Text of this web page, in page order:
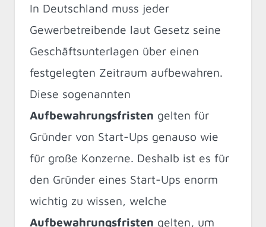
In Deutschland muss jeder
Gewerbetreibende laut Gesetz seine
Geschäftsunterlagen über einen
festgelegten Zeitraum aufbewahren.
Diese sogenannten
Aufbewahrungsfristen gelten für
Gründer von Start-Ups genauso wie
für große Konzerne. Deshalb ist es für
den Gründer eines Start-Ups enorm
wichtig zu wissen, welche
Aufbewahrungsfristen gelten, um